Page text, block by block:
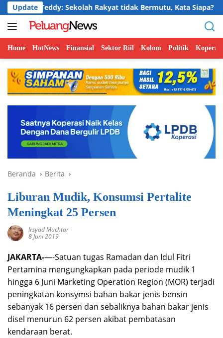
Langsung
ke
konten
Update
Sekolah Rakyat tidak Bermutu, Kata Siapa?
Home HotNews Finansial Sektor Riil Kolom Politik Koperasi
Beranda Berita
Liburan Mudik, Konsumsi Pertalite
Meningkat 25 Persen
Irsyad Muchtar
8 Juni 2019
JAKARTA-—-Satuan tugas Ramadan dan Idul Fitri
Pertamina mengungkapkan pada periode mudik 1
hingga 6 Juni Marketing Operation Region (MOR) terjadi
peningkatan konsymsi bahan bakar jenis bensin
sebanyak 16 persen dan sebaliknya bahan bakar jenis
disel menurun 62 persen akibat pembatasan
kendaraan berat.